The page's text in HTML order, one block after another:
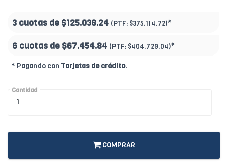
3 cuotas de $125.038.24 (PTF: $375.114.72)*
6 cuotas de $67.454.84 (PTF: $404.729.04)*
* Pagando con Tarjetas de crédito.
Cantidad
COMPRAR